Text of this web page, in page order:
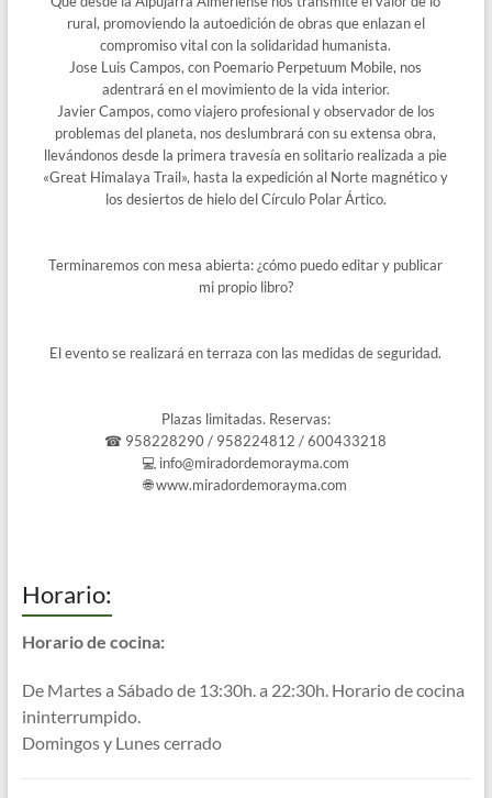
rural, promoviendo la autoedición de obras que enlazan el
compromiso vital con la solidaridad humanista.
Jose Luis Campos, con Poemario Perpetuum Mobile, nos
adentrará en el movimiento de la vida interior.
Javier Campos, como viajero profesional y observador de los
problemas del planeta, nos deslumbrará con su extensa obra,
llevándonos desde la primera travesía en solitario realizada a pie
«Great Himalaya Trail», hasta la expedición al Norte magnético y
los desiertos de hielo del Círculo Polar Ártico.
Terminaremos con mesa abierta: ¿cómo puedo editar y publicar
mi propio libro?
El evento se realizará en terraza con las medidas de seguridad.
Plazas limitadas. Reservas:
☎ 958228290 / 958224812 / 600433218
💻 info@miradordemorayma.com
🌐 www.miradordemorayma.com
Horario:
Horario de cocina:
De Martes a Sábado de 13:30h. a 22:30h. Horario de cocina
ininterrumpido.
Domingos y Lunes cerrado